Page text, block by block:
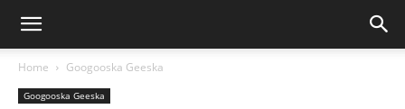
Home Googooska Geeska
Googooska Geeska